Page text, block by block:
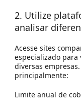
2. Utilize
analisar
Acesse sites
especializado para
diversas
principalmente:
Limite anual de